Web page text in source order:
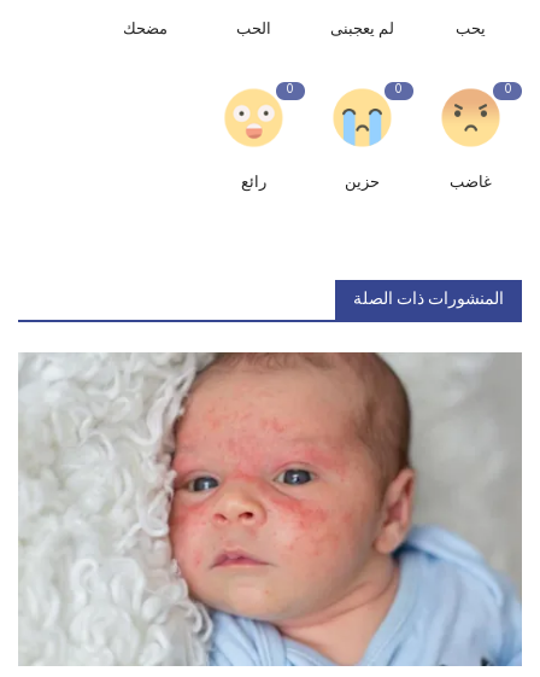
يحب لم يعجبنى الحب مضحك
0
غاضب
0
حزين
0
رائع
المنشورات ذات الصلة